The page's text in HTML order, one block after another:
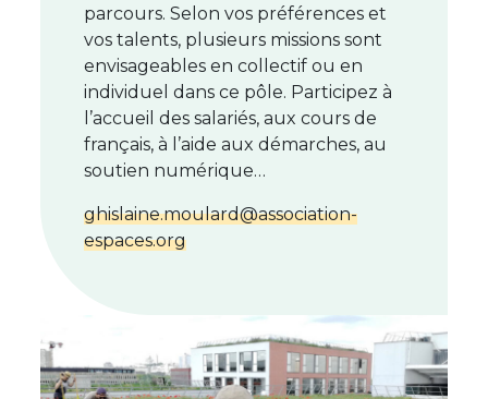
parcours. Selon vos préférences et
vos talents, plusieurs missions sont
envisageables en collectif ou en
individuel dans ce pôle. Participez à
l’accueil des salariés, aux cours de
français, à l’aide aux démarches, au
soutien numérique…
ghislaine.moulard@association-
espaces.org